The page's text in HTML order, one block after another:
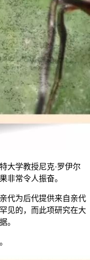
大学教授尼克·罗伊尔
非常令人振奋。
代为后代提供来自亲代
见的，而此项研究在大
。